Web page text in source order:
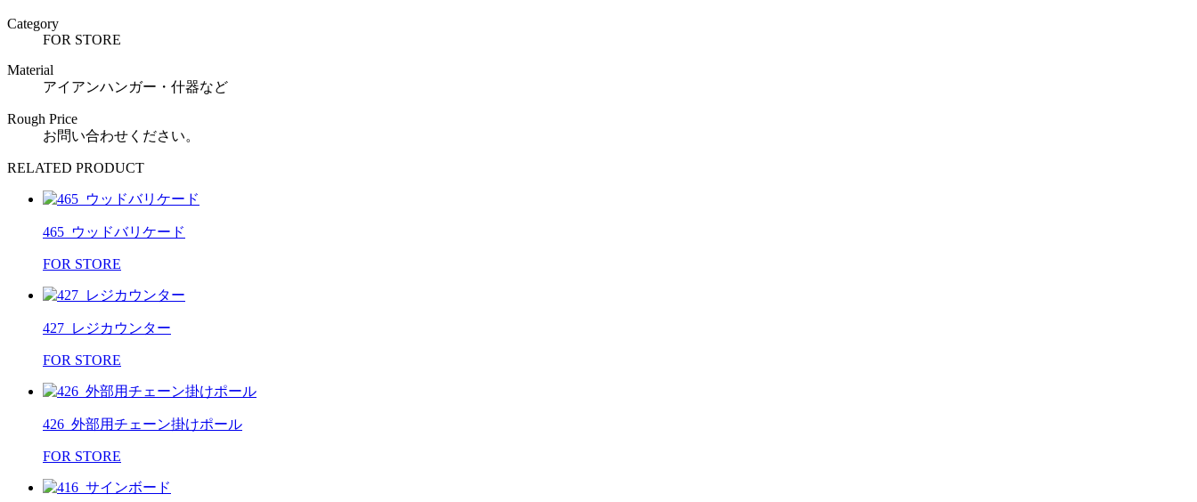
Category
FOR STORE
Material
アイアンハンガー・什器など
Rough Price
お問い合わせください。
RELATED PRODUCT
465_ウッドバリケード
FOR STORE
427_レジカウンター
FOR STORE
426_外部用チェーン掛けポール
FOR STORE